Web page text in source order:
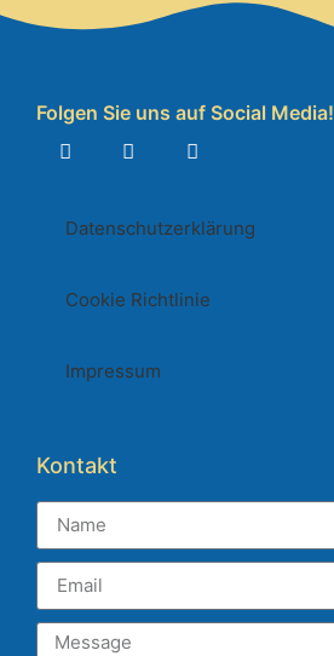
Folgen Sie uns auf Social Media!
Datenschutzerklärung
Cookie Richtlinie
Impressum
Kontakt